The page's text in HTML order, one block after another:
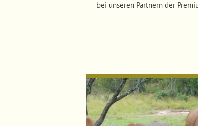
bei unseren Partnern der